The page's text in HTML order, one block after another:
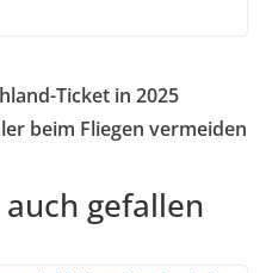
Ticket in 2025
beim Fliegen vermeiden
gefallen